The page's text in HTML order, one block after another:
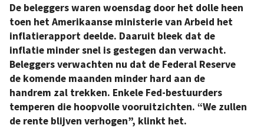
De beleggers waren woensdag door het dolle heen
toen het Amerikaanse ministerie van Arbeid het
inflatierapport deelde. Daaruit bleek dat de
inflatie minder snel is gestegen dan verwacht.
Beleggers verwachten nu dat de Federal Reserve
de komende maanden minder hard aan de
handrem zal trekken. Enkele Fed-bestuurders
temperen die hoopvolle vooruitzichten. “We zullen
de rente blijven verhogen”, klinkt het.